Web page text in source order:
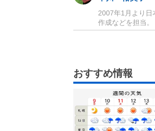
2007年1月より日
作成などを担当
おすすめ情報